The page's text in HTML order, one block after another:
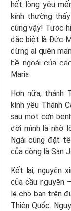
hết lòng yêu
kính thường
cũng vậy! Tước
đặc biệt là Đức
đừng ai quên
bề ngoài của
Maria.
Hơn nữa, thánh
kính yêu Thánh
sau một cơn
đời mình là nhờ
Ngài cũng đặt
của dòng là San
Kết lại, nguyện
của cầu nguyện
lệ cho bạn trên
Thiên Quốc.